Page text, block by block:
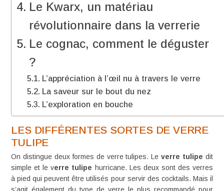
Le Kwarx, un matériau
révolutionnaire dans la verrerie
Le cognac, comment le déguster
?
L’appréciation à l’œil nu à travers le verre
La saveur sur le bout du nez
L’exploration en bouche
LES DIFFÉRENTES SORTES DE VERRE
TULIPE
On distingue deux formes de verre tulipes. Le verre tulipe dit
simple et le verre tulipe hurricane. Les deux sont des verres
à pied qui peuvent être utilisés pour servir des cocktails. Mais il